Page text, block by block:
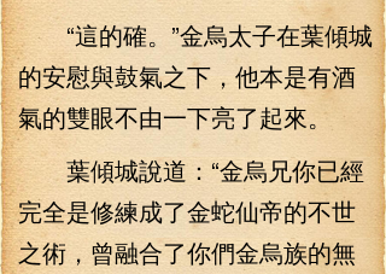
“這的確。”金烏太子在葉傾城
的安慰與鼓氣之下，他本是有酒
氣的雙眼不由一下亮了起來。
葉傾城說道：“金烏兄你已經
完全是修練成了金蛇仙帝的不世
之術，曾融合了你們金烏族的無